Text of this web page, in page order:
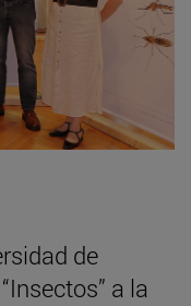
de
a la